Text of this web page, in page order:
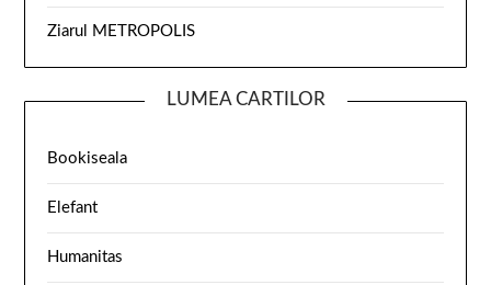
Ziarul METROPOLIS
LUMEA CARTILOR
Bookiseala
Elefant
Humanitas